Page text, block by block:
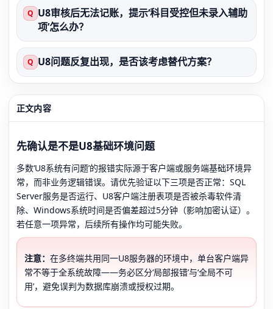
Q U8审核后无法记账，提示‘科目受控但未录入辅助
项’怎么办？
Q U8问题反复出现，是否该考虑替代方案？
正文内容
先确认是不是U8基础环境问题
多数‘U8系统有问题’的报错实际源于客户端或服务端基础环境异
常，而非业务逻辑错误。请优先验证以下三项是否正常：SQL
Server服务是否运行、U8客户端注册表项是否被杀毒软件清
除、Windows系统时间是否偏差超过5分钟（影响加密认证）。
若任意一项异常，后续所有操作均可能失败。
注意： 在多终端共用同一U8服务器的环境中，单台客户端异
常不等于全系统故障——务必区分‘局部报错’与‘全局不可
用’，避免误判为数据库崩溃或授权过期。